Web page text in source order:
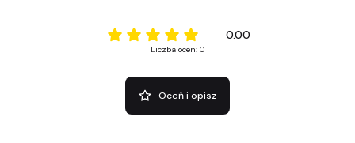
0.00
Liczba ocen: 0
Oceń i opisz